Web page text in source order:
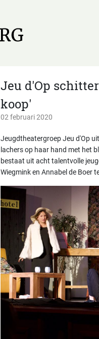
Jeu d'Op
koop'
02 februari 2020
Jeugdtheatergroep Jeu d'Op
lachers op haar hand met het
bestaat uit acht talentvolle
Wiegmink en Annabel de Boer